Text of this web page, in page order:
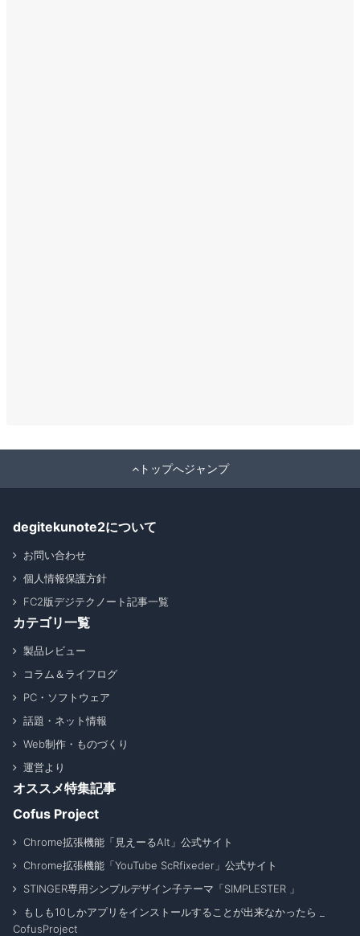
トップへジャンプ
degitekunote2について
お問い合わせ
個人情報保護方針
FC2版デジテクノート記事一覧
カテゴリ一覧
製品レビュー
コラム＆ライフログ
PC・ソフトウェア
話題・ネット情報
Web制作・ものづくり
運営より
オススメ特集記事
Cofus Project
Chrome拡張機能「見えーるAlt」公式サイト
Chrome拡張機能「YouTube ScRfixeder」公式サイト
STINGER専用シンプルデザイン子テーマ「SIMPLESTER 」
もしも10しかアプリをインストールすることが出来なかったら _
CofusProject